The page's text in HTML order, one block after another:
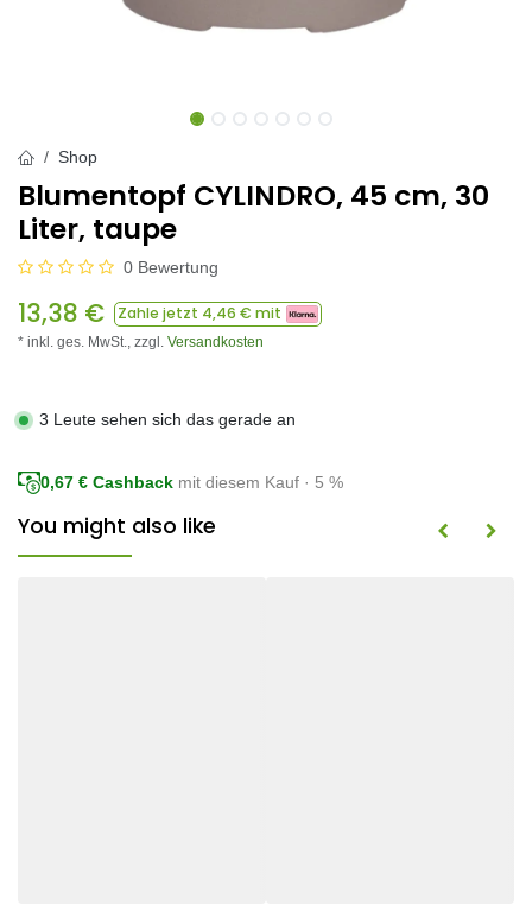
Shop
Blumentopf CYLINDRO, 45 cm, 30
Liter, taupe
0 Bewertung
13,38 € Zahle jetzt 4,46 € mit
* inkl. ges. MwSt., zzgl. Versandkosten
3 Leute sehen sich das gerade an
0,67 € Cashback mit diesem Kauf · 5 %
You might also like